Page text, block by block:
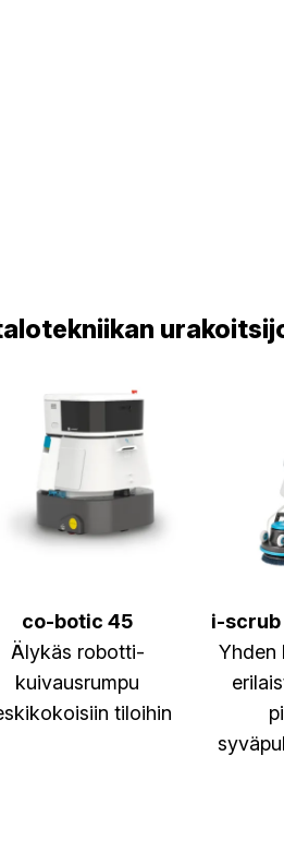
co-botic 45
Älykäs robotti-
kuivausrumpu
tiloihin
i-scrub
Yhden